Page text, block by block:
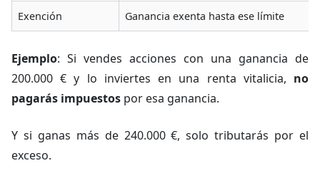
Exención Ganancia exenta hasta ese límite
Ejemplo: Si vendes acciones con una ganancia de
200.000 € y lo inviertes en una renta vitalicia, no
pagarás impuestos por esa ganancia.
Y si ganas más de 240.000 €, solo tributarás por el
exceso.